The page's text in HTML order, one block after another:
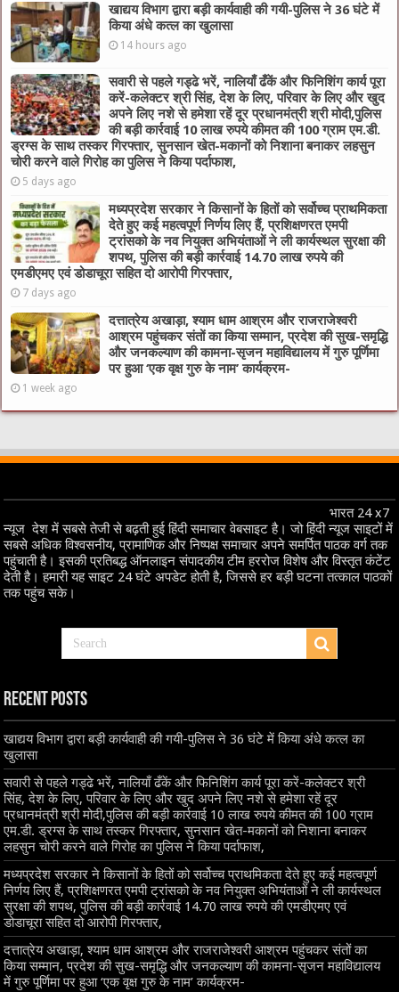
खाद्यय विभाग द्वारा बड़ी कार्यवाही की गयी-पुलिस ने 36 घंटे में
किया अंधे कत्ल का खुलासा
14 hours ago
सवारी से पहले गड्ढे भरें, नालियाँ ढँकें और फिनिशिंग कार्य पूरा
करें-कलेक्टर श्री सिंह, देश के लिए, परिवार के लिए और खुद
अपने लिए नशे से हमेशा रहें दूर प्रधानमंत्री श्री मोदी,पुलिस
की बड़ी कार्रवाई 10 लाख रुपये कीमत की 100 ग्राम एम.डी.
ड्रग्स के साथ तस्कर गिरफ्तार, सुनसान खेत-मकानों को निशाना बनाकर लहसुन
चोरी करने वाले गिरोह का पुलिस ने किया पर्दाफाश,
5 days ago
मध्यप्रदेश सरकार ने किसानों के हितों को सर्वोच्च प्राथमिकता
देते हुए कई महत्वपूर्ण निर्णय लिए हैं, प्रशिक्षणरत एमपी
ट्रांसको के नव नियुक्त अभियंताओं ने ली कार्यस्थल सुरक्षा की
शपथ, पुलिस की बड़ी कार्रवाई 14.70 लाख रुपये की
एमडीएमए एवं डोडाचूरा सहित दो आरोपी गिरफ्तार,
7 days ago
दत्तात्रेय अखाड़ा, श्याम धाम आश्रम और राजराजेश्वरी
आश्रम पहुंचकर संतों का किया सम्मान, प्रदेश की सुख-समृद्धि
और जनकल्याण की कामना-सृजन महाविद्यालय में गुरु पूर्णिमा
पर हुआ ‘एक वृक्ष गुरु के नाम’ कार्यक्रम-
1 week ago
भारत 24 x7
न्यूज देश में सबसे तेजी से बढ़ती हुई हिंदी समाचार वेबसाइट है। जो हिंदी न्यूज साइटों में
सबसे अधिक विश्वसनीय, प्रामाणिक और निष्पक्ष समाचार अपने समर्पित पाठक वर्ग तक
पहुंचाती है। इसकी प्रतिबद्ध ऑनलाइन संपादकीय टीम हररोज विशेष और विस्तृत कंटेंट
देती है। हमारी यह साइट 24 घंटे अपडेट होती है, जिससे हर बड़ी घटना तत्काल पाठकों
तक पहुंच सके।
Recent Posts
खाद्यय विभाग द्वारा बड़ी कार्यवाही की गयी-पुलिस ने 36 घंटे में किया अंधे कत्ल का
खुलासा
सवारी से पहले गड्ढे भरें, नालियाँ ढँकें और फिनिशिंग कार्य पूरा करें-कलेक्टर श्री
सिंह, देश के लिए, परिवार के लिए और खुद अपने लिए नशे से हमेशा रहें दूर
प्रधानमंत्री श्री मोदी,पुलिस की बड़ी कार्रवाई 10 लाख रुपये कीमत की 100 ग्राम
एम.डी. ड्रग्स के साथ तस्कर गिरफ्तार, सुनसान खेत-मकानों को निशाना बनाकर
लहसुन चोरी करने वाले गिरोह का पुलिस ने किया पर्दाफाश,
मध्यप्रदेश सरकार ने किसानों के हितों को सर्वोच्च प्राथमिकता देते हुए कई महत्वपूर्ण
निर्णय लिए हैं, प्रशिक्षणरत एमपी ट्रांसको के नव नियुक्त अभियंताओं ने ली कार्यस्थल
सुरक्षा की शपथ, पुलिस की बड़ी कार्रवाई 14.70 लाख रुपये की एमडीएमए एवं
डोडाचूरा सहित दो आरोपी गिरफ्तार,
दत्तात्रेय अखाड़ा, श्याम धाम आश्रम और राजराजेश्वरी आश्रम पहुंचकर संतों का
किया सम्मान, प्रदेश की सुख-समृद्धि और जनकल्याण की कामना-सृजन महाविद्यालय
में गुरु पूर्णिमा पर हुआ ‘एक वृक्ष गुरु के नाम’ कार्यक्रम-